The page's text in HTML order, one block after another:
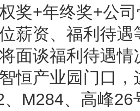
奖+年终奖+公
薪资、福利待
面谈福利待遇
智恒产业园门口
、M284、高峰